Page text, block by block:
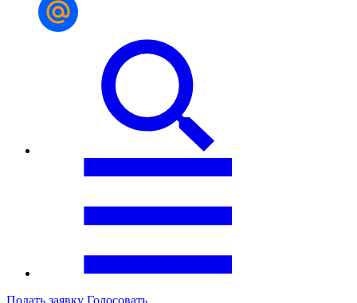
Подать заявку Голосовать